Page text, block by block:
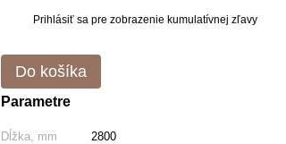
Prihlásiť sa pre zobrazenie kumulatívnej zľavy
Do košíka
Parametre
Dĺžka, mm
2800